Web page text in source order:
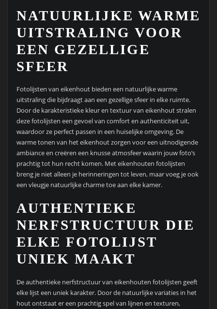
NATUURLIJKE WARME
UITSTRALING VOOR
EEN GEZELLIGE
SFEER
Fotolijsten van eikenhout bieden een natuurlijke warme
uitstraling die bijdraagt aan een gezellige sfeer in elke ruimte.
Door de karakteristieke kleur en textuur van eikenhout stralen
deze fotolijsten een gevoel van comfort en authenticiteit uit,
waardoor ze perfect passen in een huiselijke omgeving. De
warme tonen van het eikenhout zorgen voor een uitnodigende
ambiance en creëren een knusse atmosfeer waarin jouw foto’s
prachtig tot hun recht komen. Met eikenhouten fotolijsten
breng je niet alleen je herinneringen tot leven, maar voeg je ook
een vleugje natuurlijke charme toe aan elke kamer.
AUTHENTIEKE
NERFSTRUCTUUR DIE
ELKE FOTOLIJST
UNIEK MAAKT
De authentieke nerfstructuur van eikenhouten fotolijsten geeft
elke lijst een uniek karakter. Door de natuurlijke variaties in het
hout ontstaat er een prachtig spel van lijnen en texturen,